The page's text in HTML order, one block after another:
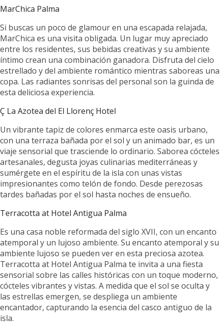
MarChica Palma
Si buscas un poco de glamour en una escapada relajada,
MarChica es una visita obligada. Un lugar muy apreciado
entre los residentes, sus bebidas creativas y su ambiente
íntimo crean una combinación ganadora. Disfruta del cielo
estrellado y del ambiente romántico mientras saboreas una
copa. Las radiantes sonrisas del personal son la guinda de
esta deliciosa experiencia.
Ç La Azotea del El Llorenç Hotel
Un vibrante tapiz de colores enmarca este oasis urbano,
con una terraza bañada por el sol y un animado bar, es un
viaje sensorial que trasciende lo ordinario. Saborea cócteles
artesanales, degusta joyas culinarias mediterráneas y
sumérgete en el espíritu de la isla con unas vistas
impresionantes como telón de fondo. Desde perezosas
tardes bañadas por el sol hasta noches de ensueño.
Terracotta at Hotel Antigua Palma
Es una casa noble reformada del siglo XVII, con un encanto
atemporal y un lujoso ambiente. Su encanto atemporal y su
ambiente lujoso se pueden ver en esta preciosa azotea.
Terracotta at Hotel Antigua Palma te invita a una fiesta
sensorial sobre las calles históricas con un toque moderno,
cócteles vibrantes y vistas. A medida que el sol se oculta y
las estrellas emergen, se despliega un ambiente
encantador, capturando la esencia del casco antiguo de la
isla.